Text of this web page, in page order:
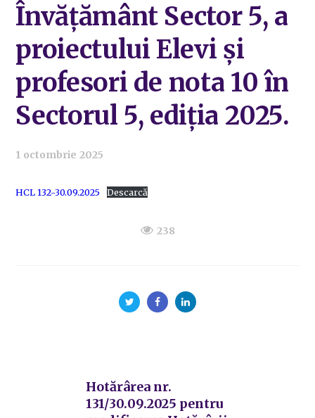
Învățământ Sector 5, a
proiectului Elevi și
profesori de nota 10 în
Sectorul 5, ediția 2025.
1 octombrie 2025
HCL 132-30.09.2025 Descarcă
238
Hotărârea nr.
131/30.09.2025 pentru